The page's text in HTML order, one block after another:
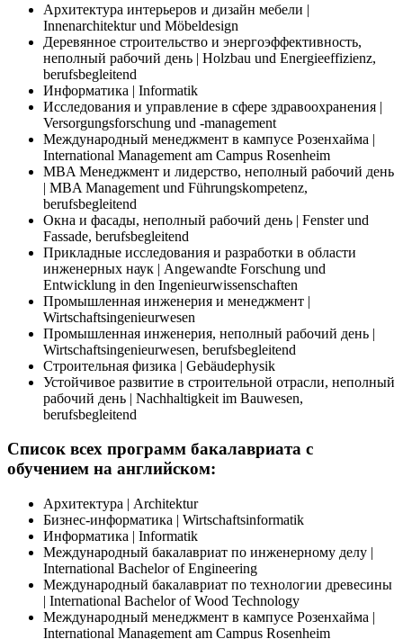
Архитектура интерьеров и дизайн мебели |
Innenarchitektur und Möbeldesign
Деревянное строительство и энергоэффективность,
неполный рабочий день | Holzbau und Energieeffizienz,
berufsbegleitend
Информатика | Informatik
Исследования и управление в сфере здравоохранения |
Versorgungsforschung und -management
Международный менеджмент в кампусе Розенхайма |
International Management am Campus Rosenheim
MBA Менеджмент и лидерство, неполный рабочий день
| MBA Management und Führungskompetenz,
berufsbegleitend
Окна и фасады, неполный рабочий день | Fenster und
Fassade, berufsbegleitend
Прикладные исследования и разработки в области
инженерных наук | Angewandte Forschung und
Entwicklung in den Ingenieurwissenschaften
Промышленная инженерия и менеджмент |
Wirtschaftsingenieurwesen
Промышленная инженерия, неполный рабочий день |
Wirtschaftsingenieurwesen, berufsbegleitend
Строительная физика | Gebäudephysik
Устойчивое развитие в строительной отрасли, неполный
рабочий день | Nachhaltigkeit im Bauwesen,
berufsbegleitend
Список всех программ бакалавриата с
обучением на английском:
Архитектура | Architektur
Бизнес-информатика | Wirtschaftsinformatik
Информатика | Informatik
Международный бакалавриат по инженерному делу |
International Bachelor of Engineering
Международный бакалавриат по технологии древесины
| International Bachelor of Wood Technology
Международный менеджмент в кампусе Розенхайма |
International Management am Campus Rosenheim